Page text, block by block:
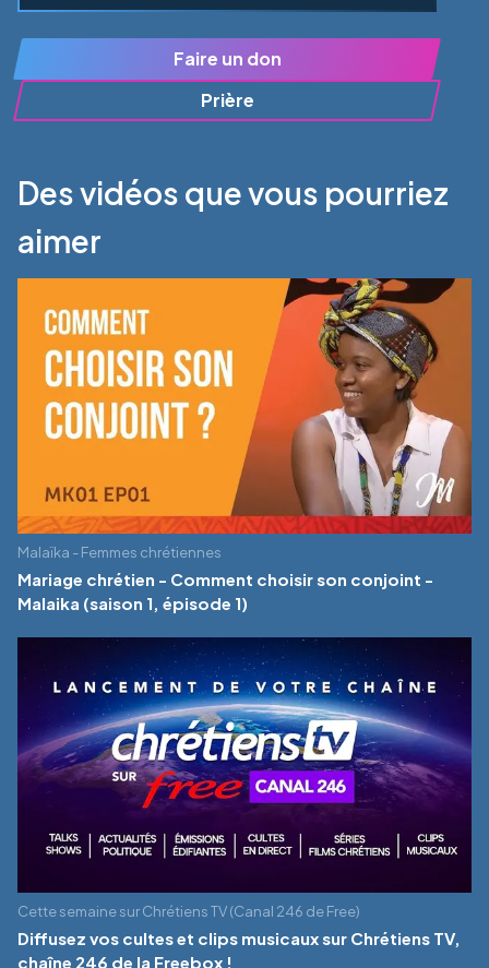
Faire un don
Prière
Des vidéos que vous pourriez
aimer
Malaïka - Femmes chrétiennes
Mariage chrétien - Comment choisir son conjoint -
Malaika (saison 1, épisode 1)
Cette semaine sur Chrétiens TV (Canal 246 de Free)
Diffusez vos cultes et clips musicaux sur Chrétiens TV,
chaîne 246 de la Freebox !